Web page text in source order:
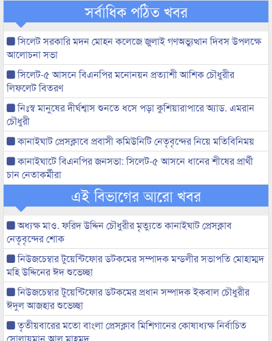
সর্বাধিক পঠিত খবর
সিলেট সরকারি মদন মোহন কলেজে জুলাই গণঅভ্যুত্থান দিবস উপলক্ষে
আলোচনা সভা
সিলেট-৫ আসনে বিএনপির মনোনয়ন প্রত্যাশী আশিক চৌধুরীর
লিফলেট বিতরণ
নিঃস্ব মানুষের দীর্ঘশ্বাস শুনতে ধসে পড়া কুশিয়ারাপারে অ্যাড. এমরান
চৌধুরী
কানাইঘাট প্রেসক্লাবে প্রবাসী কমিউনিটি নেতৃবৃন্দের নিয়ে মতিবিনিময়
কানাইঘাটে বিএনপির জনসভা: সিলেট-৫ আসনে ধানের শীষের প্রার্থী
চান নেতাকর্মীরা
এই বিভাগের আরো খবর
অধ্যক্ষ মাও. ফরিদ উদ্দিন চৌধুরীর মৃত্যুতে কানাইঘাট প্রেসক্লাব
নেতৃবৃন্দের শোক
নিউজচেম্বার টুয়েন্টিফোর ডটকমের সম্পাদক মন্ডলীর সভাপতি মোহাম্মদ
মহি উদ্দিনের ঈদ শুভেচ্ছা
নিউজচেম্বার টুয়েন্টিফোর ডটকমের প্রধান সম্পাদক ইকবাল চৌধুরীর
ঈদুল আজহার শুভেচ্ছা
তৃতীয়বারের মতো বাংলা প্রেসক্লাব মিশিগানের কোষাধ্যক্ষ নির্বাচিত